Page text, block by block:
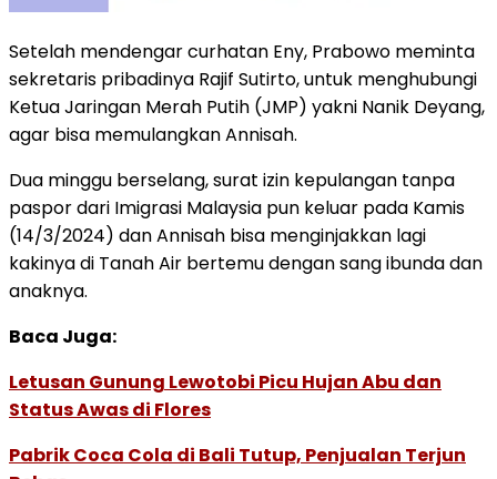
Setelah mendengar curhatan Eny, Prabowo meminta
sekretaris pribadinya Rajif Sutirto, untuk menghubungi
Ketua Jaringan Merah Putih (JMP) yakni Nanik Deyang,
agar bisa memulangkan Annisah.
Dua minggu berselang, surat izin kepulangan tanpa
paspor dari Imigrasi Malaysia pun keluar pada Kamis
(14/3/2024) dan Annisah bisa menginjakkan lagi
kakinya di Tanah Air bertemu dengan sang ibunda dan
anaknya.
Baca Juga:
Letusan Gunung Lewotobi Picu Hujan Abu dan
Status Awas di Flores
Pabrik Coca Cola di Bali Tutup, Penjualan Terjun